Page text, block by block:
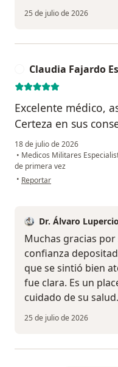
25 de julio de 2026
Claudia Fajardo
Excelente médico,
Certeza en sus
18 de julio de 2026
• Medicos Militares
de primera vez
• en opinión del usuario
Reportar
Dr. Álvaro
Muchas gracias
confianza
que se sintió bien
fue clara. Es un
cuidado de su salud.
25 de julio de 2026